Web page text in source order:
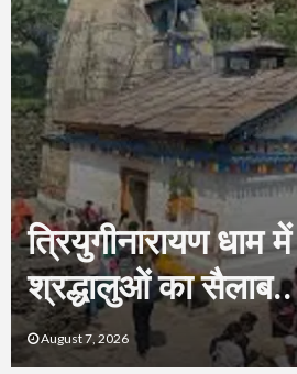
भारत को 2036
मुहिम, संतों के
निकलेगी विशेष कांवड़
August 7, 2026